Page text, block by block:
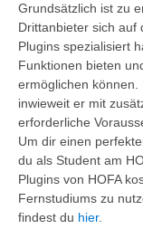
Grundsätzlich ist zu
Drittanbieter sich auf
Plugins spezialisiert
Funktionen bieten
ermöglichen können.
inwieweit er mit
erforderliche
Um dir einen
du als Student am
Plugins von HOFA
Fernstudiums zu
findest du hier.